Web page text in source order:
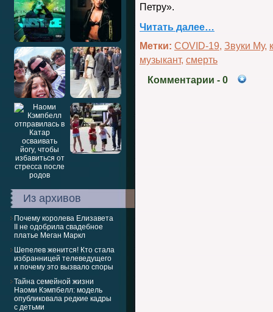
Из архивов
Почему королева Елизавета
II не одобрила свадебное
платье Меган Маркл
Шепелев женится! Кто стала
избранницей телеведущего
и почему это вызвало споры
Тайна семейной жизни
Наоми Кэмпбелл: модель
опубликовала редкие кадры
с детьми
Петру».
Читать далее…
Метки: COVID-19, Звуки Му,
музыкант, смерть
Комментарии - 0